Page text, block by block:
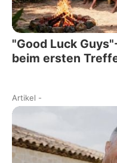
"Good Luck
beim ersten
Artikel -